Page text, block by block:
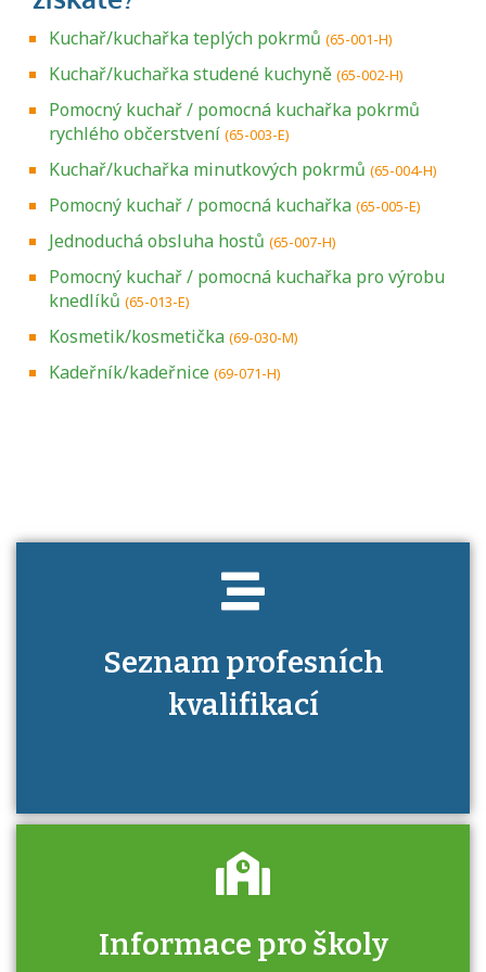
Kuchař/kuchařka teplých pokrmů (65-001-H)
Kuchař/kuchařka studené kuchyně (65-002-H)
Pomocný kuchař / pomocná kuchařka pokrmů
rychlého občerstvení (65-003-E)
Kuchař/kuchařka minutkových pokrmů (65-004-H)
Pomocný kuchař / pomocná kuchařka (65-005-E)
Jednoduchá obsluha hostů (65-007-H)
Pomocný kuchař / pomocná kuchařka pro výrobu
knedlíků (65-013-E)
Kosmetik/kosmetička (69-030-M)
Kadeřník/kadeřnice (69-071-H)
Seznam profesních
kvalifikací
Projděte si seznam profesních kvalifikací.
Informace pro školy
Zjistěte, jak se přihlásit ke zkoušce a kde